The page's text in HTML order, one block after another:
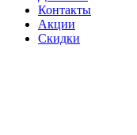
Контакты
Акции
Скидки